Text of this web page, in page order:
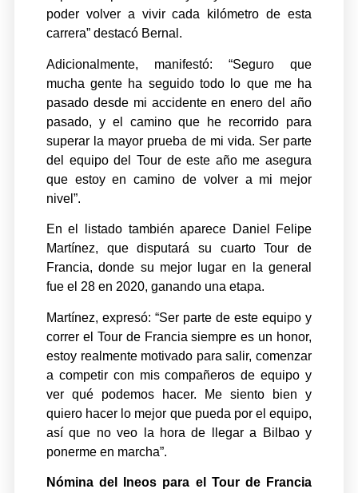
poder volver a vivir cada kilómetro de esta
carrera” destacó Bernal.
Adicionalmente, manifestó: “Seguro que
mucha gente ha seguido todo lo que me ha
pasado desde mi accidente en enero del año
pasado, y el camino que he recorrido para
superar la mayor prueba de mi vida. Ser parte
del equipo del Tour de este año me asegura
que estoy en camino de volver a mi mejor
nivel”.
En el listado también aparece Daniel Felipe
Martínez, que disputará su cuarto Tour de
Francia, donde su mejor lugar en la general
fue el 28 en 2020, ganando una etapa.
Martínez, expresó: “Ser parte de este equipo y
correr el Tour de Francia siempre es un honor,
estoy realmente motivado para salir, comenzar
a competir con mis compañeros de equipo y
ver qué podemos hacer. Me siento bien y
quiero hacer lo mejor que pueda por el equipo,
así que no veo la hora de llegar a Bilbao y
ponerme en marcha”.
Nómina del Ineos para el Tour de Francia